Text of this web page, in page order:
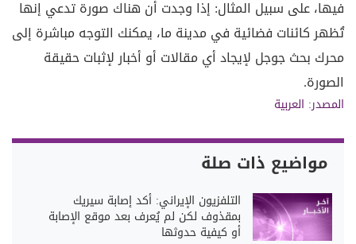
فيها، على سبيل المثال: إذا وجدت أن هناك صورة تدعي إنها
تُظهر كائنات فضائية في مدينة ما، يمكنك التوجه مباشرة إلى
محرك بحث جوجل لإيجاد أي مقالات أو أخبار لإثبات حقيقة
الصورة.
المصدر: العربية
مواضيع ذات صلة
التلفزيون الإيراني: أُكد إصابة سيريك
بمقذوف لكن لم يُعرف بعد موقع الإصابة
أو كيفية حدوثها